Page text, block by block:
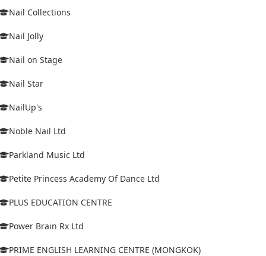
Nail Collections
Nail Jolly
Nail on Stage
Nail Star
NailUp's
Noble Nail Ltd
Parkland Music Ltd
Petite Princess Academy Of Dance Ltd
PLUS EDUCATION CENTRE
Power Brain Rx Ltd
PRIME ENGLISH LEARNING CENTRE (MONGKOK)